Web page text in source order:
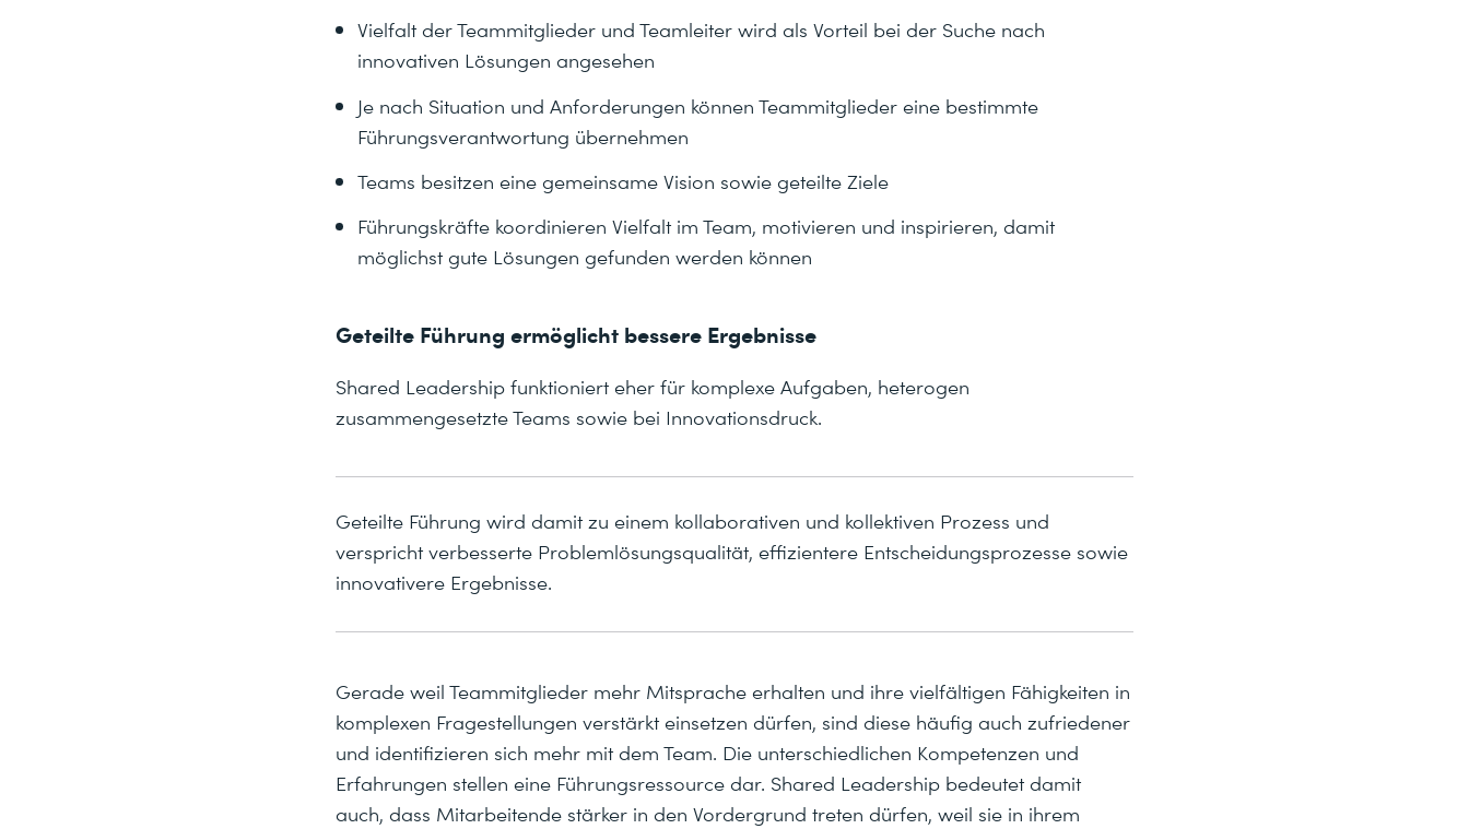
Vielfalt der Teammitglieder und Teamleiter wird als Vorteil bei der Suche nach
innovativen Lösungen angesehen
Je nach Situation und Anforderungen können Teammitglieder eine bestimmte
Führungsverantwortung übernehmen
Teams besitzen eine gemeinsame Vision sowie geteilte Ziele
Führungskräfte koordinieren Vielfalt im Team, motivieren und inspirieren, damit
möglichst gute Lösungen gefunden werden können
Geteilte Führung ermöglicht bessere Ergebnisse
Shared Leadership funktioniert eher für komplexe Aufgaben, heterogen
zusammengesetzte Teams sowie bei Innovationsdruck.
Geteilte Führung wird damit zu einem kollaborativen und kollektiven Prozess und
verspricht verbesserte Problemlösungsqualität, effizientere Entscheidungsprozesse sowie
innovativere Ergebnisse.
Gerade weil Teammitglieder mehr Mitsprache erhalten und ihre vielfältigen Fähigkeiten in
komplexen Fragestellungen verstärkt einsetzen dürfen, sind diese häufig auch zufriedener
und identifizieren sich mehr mit dem Team. Die unterschiedlichen Kompetenzen und
Erfahrungen stellen eine Führungsressource dar. Shared Leadership bedeutet damit
auch, dass Mitarbeitende stärker in den Vordergrund treten dürfen, weil sie in ihrem